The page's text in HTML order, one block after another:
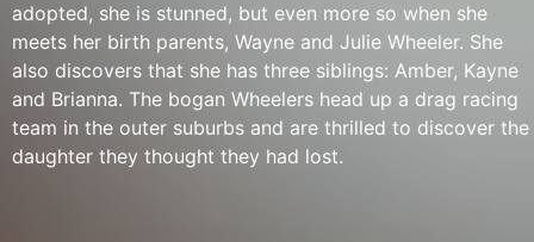
adopted, she is stunned, but even more so when she
meets her birth parents, Wayne and Julie Wheeler. She
also discovers that she has three siblings: Amber, Kayne
and Brianna. The bogan Wheelers head up a drag racing
team in the outer suburbs and are thrilled to discover the
daughter they thought they had lost.